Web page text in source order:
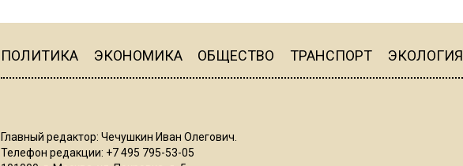
ПОЛИТИКА ЭКОНОМИКА ОБЩЕСТВО ТРАНСПОРТ ЭКОЛОГИЯ
Главный редактор: Чечушкин Иван Олегович.
Телефон редакции: +7 495 795-53-05